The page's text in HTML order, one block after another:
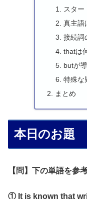
スター
真主語
接続詞
thatは
butが
特殊な
まとめ
本日のお題
【問】下の単語を参
① It is known that